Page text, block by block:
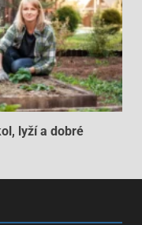
lyží a dobré